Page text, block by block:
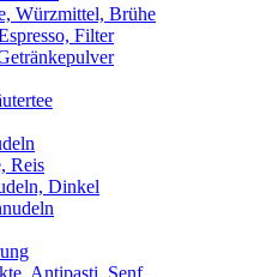
Würzmittel, Brühe
Filter
Reis
Dinkel
Antipasti, Senf